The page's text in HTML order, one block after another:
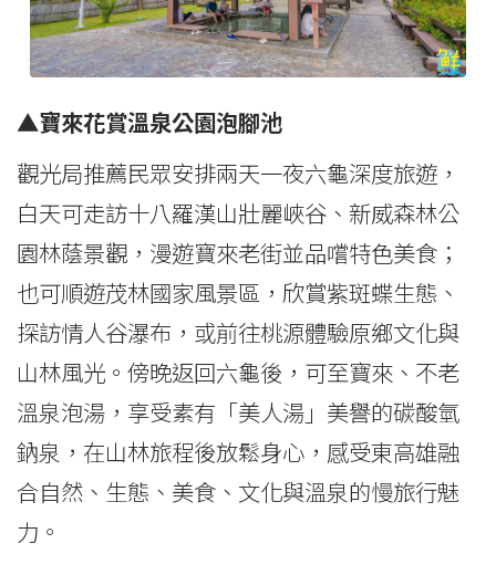
▲寶來花賞溫泉公園泡腳池
觀光局推薦民眾安排兩天一夜六龜深度旅遊，
白天可走訪十八羅漢山壯麗峽谷、新威森林公
園林蔭景觀，漫遊寶來老街並品嚐特色美食；
也可順遊茂林國家風景區，欣賞紫斑蝶生態、
探訪情人谷瀑布，或前往桃源體驗原鄉文化與
山林風光。傍晚返回六龜後，可至寶來、不老
溫泉泡湯，享受素有「美人湯」美譽的碳酸氫
鈉泉，在山林旅程後放鬆身心，感受東高雄融
合自然、生態、美食、文化與溫泉的慢旅行魅
力。